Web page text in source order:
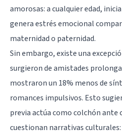
amorosas: a cualquier edad,
genera estrés emocional
maternidad o paternidad.
Sin embargo, existe una
surgieron de amistades
mostraron un 18% menos de
romances impulsivos. Esto
previa actúa como colchón ante
cuestionan narrativas